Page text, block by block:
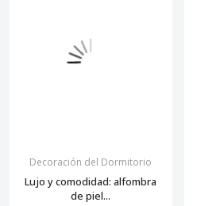
Decoración del Dormitorio
Lujo y comodidad: alfombra
de piel...